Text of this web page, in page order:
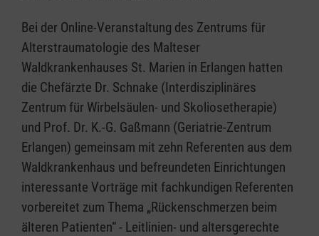
Bei der Online-Veranstaltung des Zentrums für
Alterstraumatologie des Malteser
Waldkrankenhauses St. Marien in Erlangen hatten
die Chefärzte Dr. Schnake (Interdisziplinäres
Zentrum für Wirbelsäulen- und Skoliosetherapie)
und Prof. Dr. K.-G. Gaßmann (Geriatrie-Zentrum
Erlangen) gemeinsam mit zehn Referenten aus dem
Waldkrankenhaus und befreundeten Einrichtungen
interessante Vorträge mit fachkundigen Referenten
vorbereitet zum Thema „Rückenschmerzen beim
älteren Patienten“ - Leitlinien- und altersgerechte